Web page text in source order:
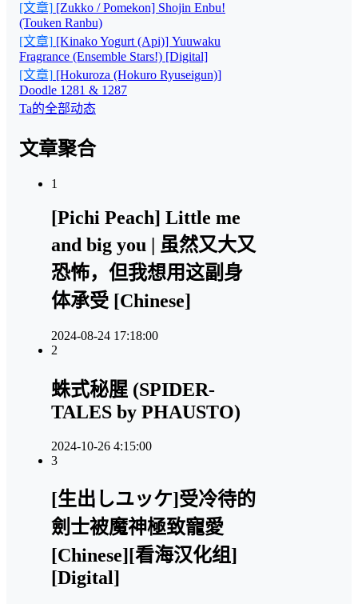
[文章] [Zukko / Pomekon] Shojin Enbu!
(Touken Ranbu)
[文章] [Kinako Yogurt (Api)] Yuuwaku
Fragrance (Ensemble Stars!) [Digital]
[文章] [Hokuroza (Hokuro Ryuseigun)]
Doodle 1281 & 1287
Ta的全部动态
文章聚合
1
[Pichi Peach] Little me
and big you | 虽然又大又
恐怖，但我想用这副身
体承受 [Chinese]
2024-08-24 17:18:00
2
蛛式秘腥 (SPIDER-
TALES by PHAUSTO)
2024-10-26 4:15:00
3
[生出しユッケ]受冷待的
劍士被魔神極致寵愛
[Chinese][看海汉化组]
[Digital]